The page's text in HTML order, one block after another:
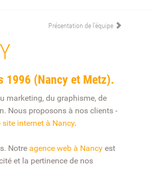
Présentation de l'équipe
1996 (Nancy et Metz).
marketing, du graphisme, de
Nous proposons à nos clients -
site internet à Nancy.
Notre agence web à Nancy est
et la pertinence de nos